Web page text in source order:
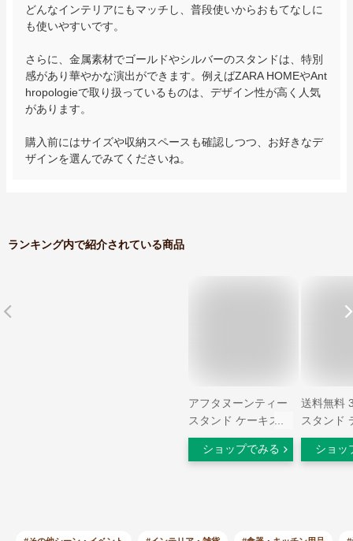
どんなインテリアにもマッチし、普段使いからおもてなしに
も使いやすいです。
さらに、金属素材でゴールドやシルバーのスタンドは、特別
感があり華やかな演出ができます。例えばZARA HOMEやAnt
hropologieで取り扱っているものは、デザイン性が高く人気
があります。
購入前にはサイズや収納スペースも確認しつつ、お好きなデ
ザインを選んでみてくださいね。
ランキング内で紹介されている商品
アフタヌーンティー
スタンド ケーキスタ
ンド 3段 スイーツス
タンド まとめ買い
ショップでみる
送料無料
スタンド
レート テ
ィー ケ
ショッ